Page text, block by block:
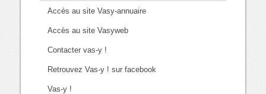
Accès au site Vasy-annuaire
Accès au site Vasyweb
Contacter vas-y !
Retrouvez Vas-y ! sur facebook
Vas-y !